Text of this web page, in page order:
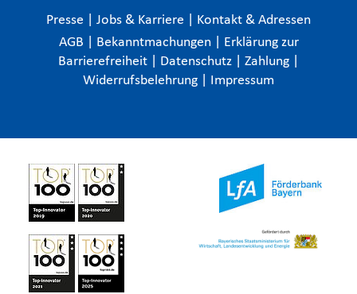
Presse Jobs & Karriere
Kontakt & Adressen
AGB
Bekanntmachungen
Erklärung zur
Barrierefreiheit
Datenschutz Zahlung
Widerrufsbelehrung
Impressum